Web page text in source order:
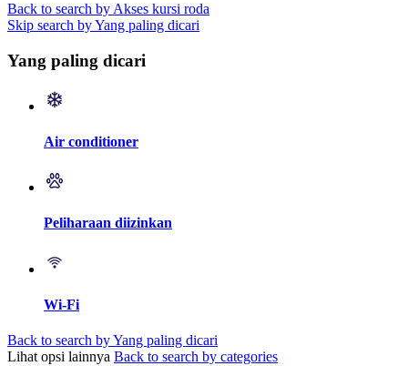
Back to search by Akses kursi roda
Skip search by Yang paling dicari
Yang paling dicari
Air conditioner
Peliharaan diizinkan
Wi-Fi
Back to search by Yang paling dicari
Lihat opsi lainnya Back to search by categories